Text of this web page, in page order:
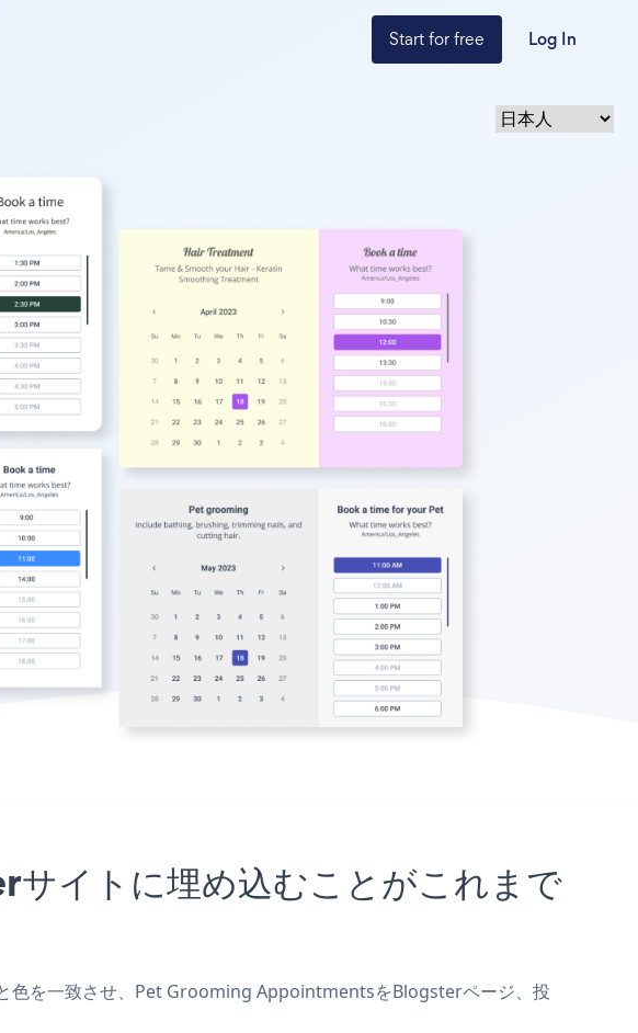
Start for free Log In
イトに埋め込むことがこれまで
色を一致させ、Pet Grooming AppointmentsをBlogsterページ、投